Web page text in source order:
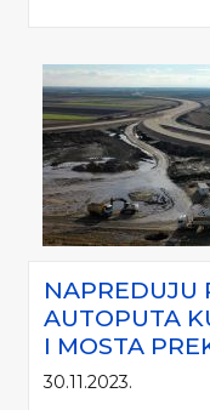
NAPREDUJU
AUTOPUTA
I MOSTA
30.11.2023.